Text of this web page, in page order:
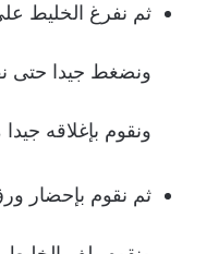
ثم نفرغ الخليط
ونضغط جيدا حتى
ونقوم بإغلاقه
ثم نقوم بإحضار